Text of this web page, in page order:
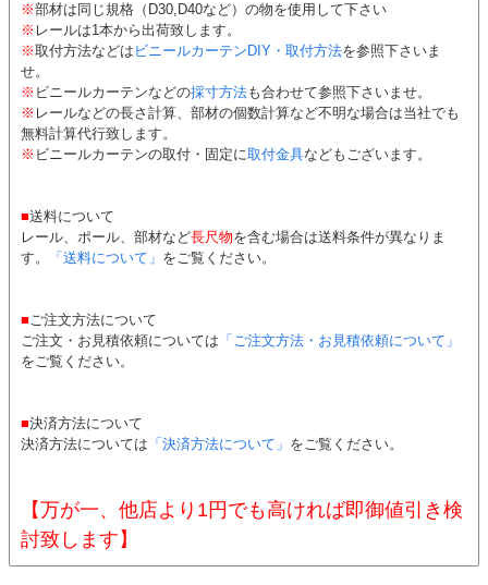
※部材は同じ規格（D30,D40など）の物を使用して下さい
※ レールは1本から出荷致します。
※取付方法などは ビニールカーテンDIY・取付方法を参照下さいま
せ。
※ ビニールカーテンなどの採寸方法も合わせて参照下さいませ。
※ レールなどの長さ計算、部材の個数計算など不明な場合は当社でも
無料計算代行致します。
※ ビニールカーテンの取付・固定に取付金具などもございます。
■送料について
レール、ポール、部材など長尺物を含む場合は送料条件が異なりま
す。
「送料について」 をご覧ください。
■ご注文方法について
ご注文・お見積依頼については 「ご注文方法・お見積依頼について」
をご覧ください。
■決済方法について
決済方法については 「決済方法について」 をご覧ください。
【万が一、他店より1円でも高ければ即御値引き検
討致します】